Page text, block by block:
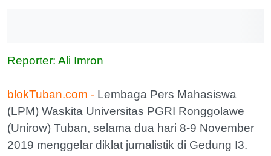
Reporter: Ali Imron
blokTuban.com - Lembaga Pers Mahasiswa
(LPM) Waskita Universitas PGRI Ronggolawe
(Unirow) Tuban, selama dua hari 8-9 November
2019 menggelar diklat jurnalistik di Gedung I3.